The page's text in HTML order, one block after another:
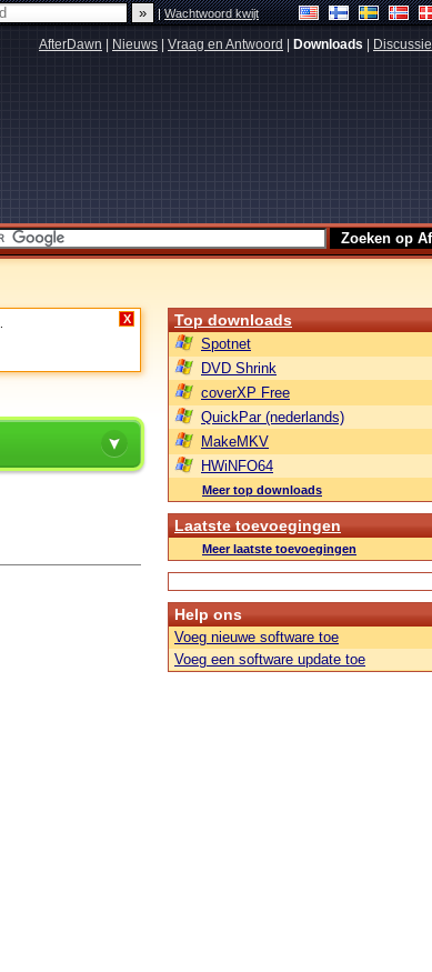
|Wachtwoord kwijt
AfterDawn Nieuws Vraag en Antwoord Downloads Discussie
X Top downloads
Spotnet
DVD Shrink
coverXP Free
QuickPar (nederlands)
MakeMKV
HWiNFO64
Meer top downloads
Laatste toevoegingen
Meer laatste toevoegingen
Help ons
Voeg nieuwe software toe
Voeg een software update toe